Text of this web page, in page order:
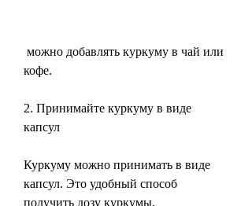
кофе.
2. Принимайте куркуму в виде
капсул
Куркуму можно принимать в виде
капсул. Это удобный способ
получить дозу куркумы,